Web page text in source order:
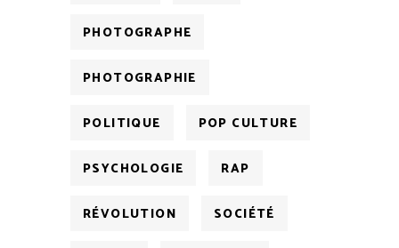
PHOTOGRAPHE
PHOTOGRAPHIE
POLITIQUE POP CULTURE
PSYCHOLOGIE RAP
RÉVOLUTION SOCIÉTÉ